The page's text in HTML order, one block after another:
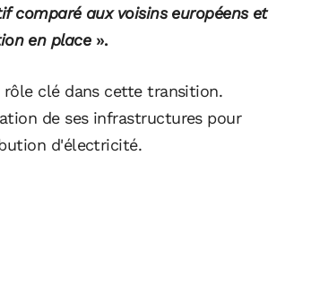
comparé aux voisins européens et
en place».
rôle clé dans cette transition.
de ses infrastructures pour
d'électricité.